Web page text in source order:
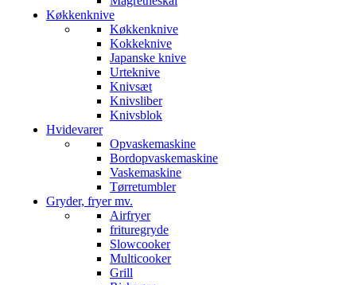
Køkkenknive
Køkkenknive
Kokkeknive
Japanske knive
Urteknive
Knivsæt
Knivsliber
Knivsblok
Hvidevarer
Opvaskemaskine
Bordopvaskemaskine
Vaskemaskine
Tørretumbler
Gryder, fryer mv.
Airfryer
frituregryde
Slowcooker
Multicooker
Grill